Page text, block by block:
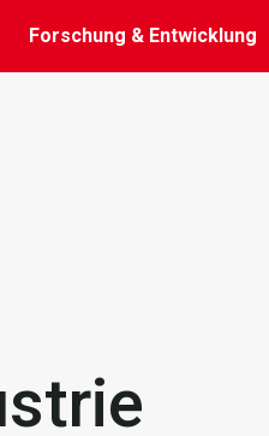
Forschung & Entwicklung